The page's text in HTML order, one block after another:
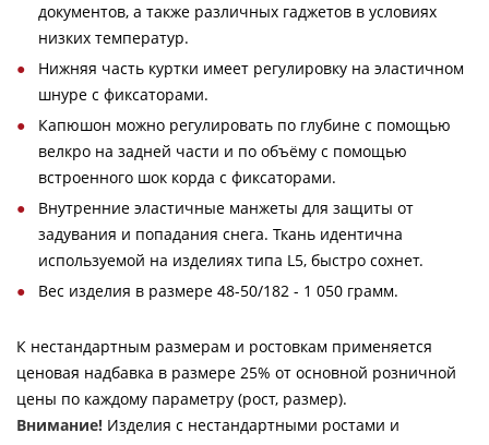
документов, а также различных гаджетов в условиях
низких температур.
Нижняя часть куртки имеет регулировку на эластичном
шнуре с фиксаторами.
Капюшон можно регулировать по глубине с помощью
велкро на задней части и по объёму с помощью
встроенного шок корда с фиксаторами.
Внутренние эластичные манжеты для защиты от
задувания и попадания снега. Ткань идентична
используемой на изделиях типа L5, быстро сохнет.
Вес изделия в размере 48-50/182 - 1 050 грамм.
К нестандартным размерам и ростовкам применяется
ценовая надбавка в размере 25% от основной розничной
цены по каждому параметру (рост, размер).
Внимание! Изделия с нестандартными ростами и